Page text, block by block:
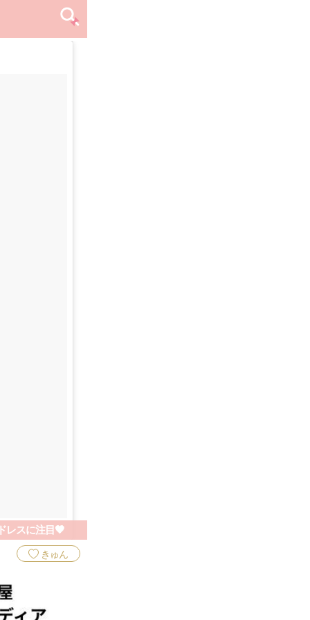
レスに注目🖤
きゅん